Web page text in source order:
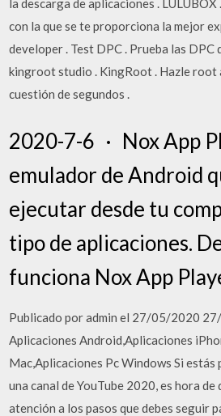
la descarga de aplicaciones .
con la que se te proporciona la mejor
developer . Test DPC . Prueba las DPC
kingroot studio . KingRoot . Hazle root
cuestión de segundos .
2020-7-6 · Nox App
emulador de Android
ejecutar desde tu
tipo de aplicaciones.
funciona Nox App
Publicado por admin el 27/05/2020
Aplicaciones Android,Aplicaciones
Mac,Aplicaciones Pc Windows Si estás
una canal de YouTube 2020, es hora de
atención a los pasos que debes seguir